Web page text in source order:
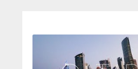
Dakar Trail
Leonard in Slow Motion